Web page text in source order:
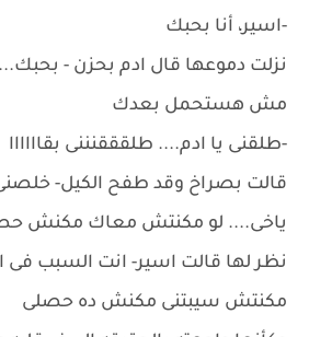
-اسير، أنا بحبك
نزلت دموعها قال ادم بحزن -
مش هستحمل بعدك
-طلقنى يا ادم.... طلقققنننى بقاااااا
قالت بصراخ وقد طفح الكيل-
ياخى.... لو مكنتش معاك مكنش
نظر لها قالت اسير- انت السبب فى
مكنتش سيبتنى مكنش ده حصلى